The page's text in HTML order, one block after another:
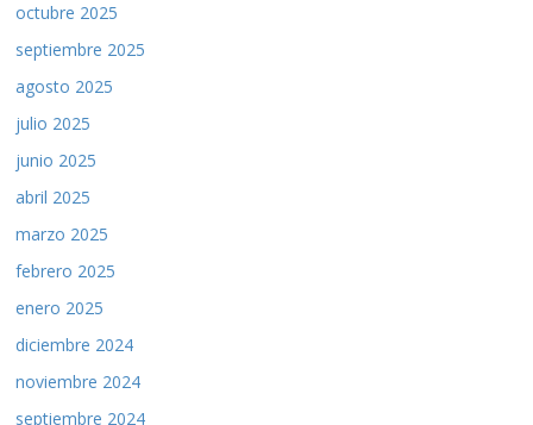
octubre 2025
septiembre 2025
agosto 2025
julio 2025
junio 2025
abril 2025
marzo 2025
febrero 2025
enero 2025
diciembre 2024
noviembre 2024
septiembre 2024